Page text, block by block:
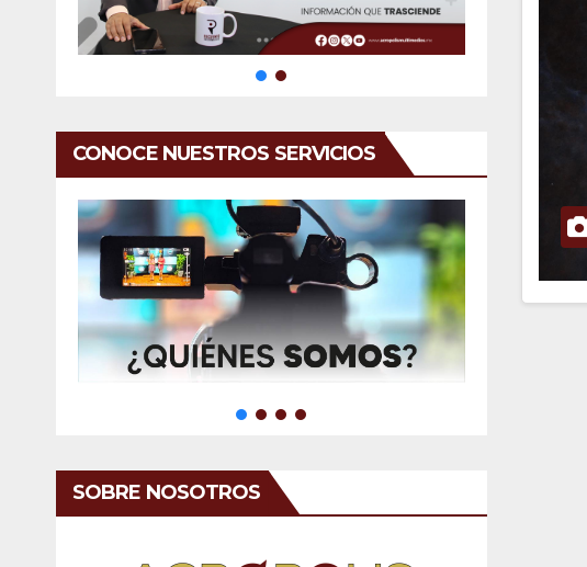
CONOCE NUESTROS SERVICIOS
SOBRE NOSOTROS